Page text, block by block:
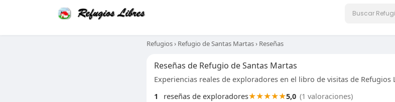
Refugios› Refugio de Santas Martas› Reseñas
Reseñas de Refugio de Santas Martas
Experiencias reales de exploradores en el libro de visitas de Refugios
1
reseñas de exploradores★★★★★5,0 (1 valoraciones)